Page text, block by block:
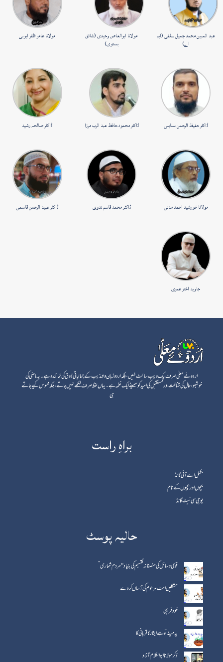
عبد المبین محمد جمیل سلفی (ایم
اے)
مولانا ابوالعاص وحیدی (شائق
بستوی)
مولانا عامر ظفر ایوبی
ڈاکٹر حفیظ الرحمن سنابلی ڈاکٹر محمود حافظ عبد الرب مرزا ڈاکٹر صالحہ رشید
مولانا خورشید احمد مدنی ڈاکٹر محمد قاسم ندوی ڈاکٹر عبید الرحمن قاسمی
جاوید اختر عمری
اردوئے معلٰی صرف ایک ویب سائٹ نہیں، بلکہ اردو زبان و تہذیب کے جمالیاتی ذوق کی نمائندہ ہے۔ یہ ماضی کی
خوشبو، حال کی شناخت اور مستقبل کی امید کو سمیٹے ایک نغمہ ہے۔ یہاں لفظ صرف لکھے نہیں جاتے، بلکہ محسوس کیے جاتے
ہی
براہِ راست
مکمل اے آئی گائڈ
بچوں اور بچیوں کے نام
یوجی سی نیٹ گائڈ
حالیہ پوسٹ
قومی وسائل کی منصفانہ تقسیم کی بنیاد "مردم شماری”
مشکلیں امت مرحوم کی آساں کردے
خود فریبی
یہ مہینہ تو ہے ایثار کا قربانی کا
ذکر مولانا ابوالکلام آزاد